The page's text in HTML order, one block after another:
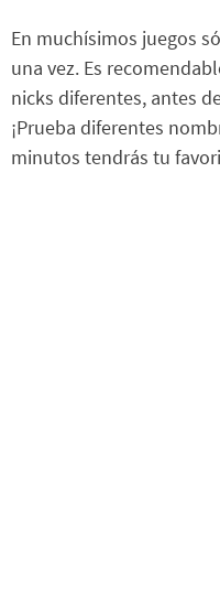
En muchísimos juegos
una vez. Es
nicks diferentes, antes
¡Prueba diferentes
minutos tendrás tu